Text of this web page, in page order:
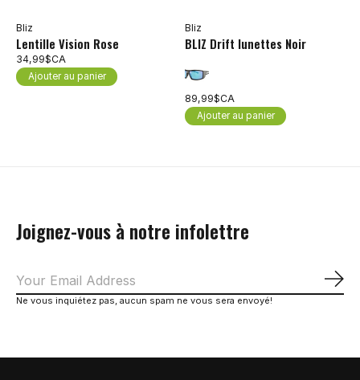
Bliz
Lentille Vision Rose
34,99$CA
Ajouter au panier
Bliz
BLIZ Drift lunettes Noir
89,99$CA
Ajouter au panier
Joignez-vous à notre infolettre
Ne vous inquiétez pas, aucun spam ne vous sera envoyé!